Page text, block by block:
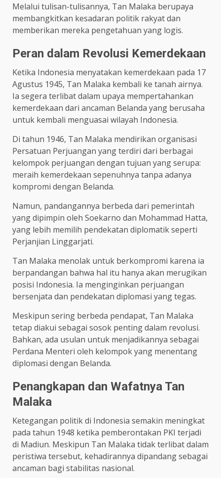
Melalui tulisan-tulisannya, Tan Malaka berupaya
membangkitkan kesadaran politik rakyat dan
memberikan mereka pengetahuan yang logis.
Peran dalam Revolusi Kemerdekaan
Ketika Indonesia menyatakan kemerdekaan pada 17
Agustus 1945, Tan Malaka kembali ke tanah airnya.
Ia segera terlibat dalam upaya mempertahankan
kemerdekaan dari ancaman Belanda yang berusaha
untuk kembali menguasai wilayah Indonesia.
Di tahun 1946, Tan Malaka mendirikan organisasi
Persatuan Perjuangan yang terdiri dari berbagai
kelompok perjuangan dengan tujuan yang serupa:
meraih kemerdekaan sepenuhnya tanpa adanya
kompromi dengan Belanda.
Namun, pandangannya berbeda dari pemerintah
yang dipimpin oleh Soekarno dan Mohammad Hatta,
yang lebih memilih pendekatan diplomatik seperti
Perjanjian Linggarjati.
Tan Malaka menolak untuk berkompromi karena ia
berpandangan bahwa hal itu hanya akan merugikan
posisi Indonesia. Ia menginginkan perjuangan
bersenjata dan pendekatan diplomasi yang tegas.
Meskipun sering berbeda pendapat, Tan Malaka
tetap diakui sebagai sosok penting dalam revolusi.
Bahkan, ada usulan untuk menjadikannya sebagai
Perdana Menteri oleh kelompok yang menentang
diplomasi dengan Belanda.
Penangkapan dan Wafatnya Tan
Malaka
Ketegangan politik di Indonesia semakin meningkat
pada tahun 1948 ketika pemberontakan PKI terjadi
di Madiun. Meskipun Tan Malaka tidak terlibat dalam
peristiwa tersebut, kehadirannya dipandang sebagai
ancaman bagi stabilitas nasional.